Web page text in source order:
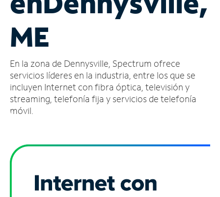
cuenta
Encuentra
tienda
ME
En la zona de Dennysville, Spectrum ofrece
servicios líderes en la industria, entre los que se
incluyen Internet con fibra óptica, televisión y
streaming, telefonía fija y servicios de telefonía
móvil.